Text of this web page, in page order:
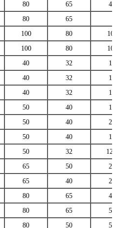
80 65
45
80
65
100 80
100 80
40 32
12
40 32
18
40 32
10
50 40
18
50 40
25
50 40
13
50 32
65 50
25
65 40
25
80 65
45
80 65
50
80 50 50